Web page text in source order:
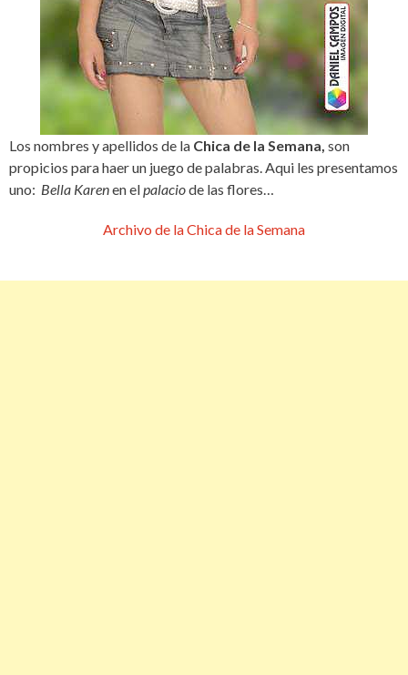
Los nombres y apellidos de la Chica de la Semana, son
propicios para haer un juego de palabras. Aqui les presentamos
uno: Bella Karenen elpalaciode las flores…
Archivo de la Chica de la Semana